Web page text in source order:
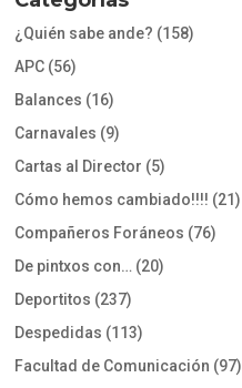
¿Quién sabe ande? (158)
APC (56)
Balances (16)
Carnavales (9)
Cartas al Director (5)
Cómo hemos cambiado!!!! (21)
Compañeros Foráneos (76)
De pintxos con… (20)
Deportitos (237)
Despedidas (113)
Facultad de Comunicación (97)